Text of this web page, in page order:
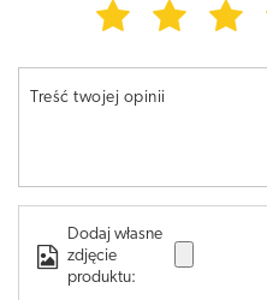
Treść twojej opinii
Dodaj własne
zdjęcie
produktu: